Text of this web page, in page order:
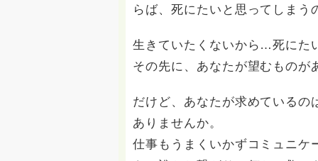
らば、死にたいと思ってしまう
生きていたくないから…死にた
その先に、あなたが望むものが
だけど、あなたが求めているの
ありませんか。
仕事もうまくいかずコミュニケ